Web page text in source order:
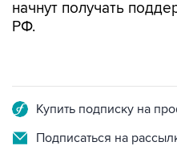
начнут получать
РФ.
Купить подписку на
Подписаться на